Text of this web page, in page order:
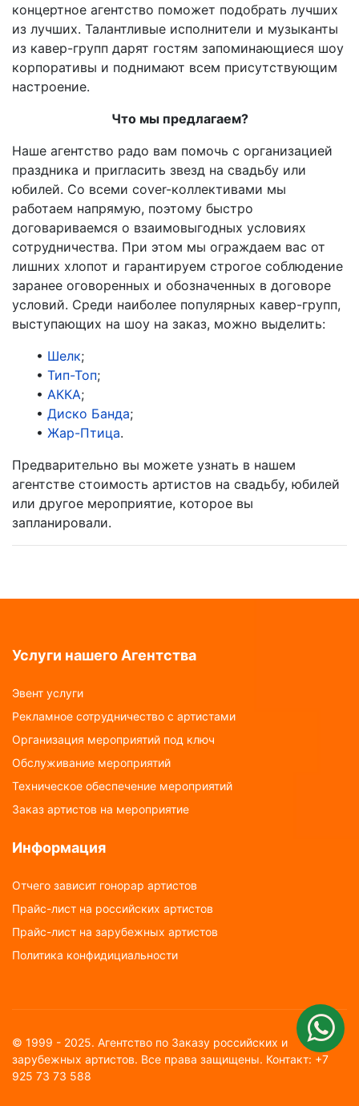
концертное агентство поможет подобрать лучших
из лучших. Талантливые исполнители и музыканты
из кавер-групп дарят гостям запоминающиеся шоу
корпоративы и поднимают всем присутствующим
настроение.
Что мы предлагаем?
Наше агентство радо вам помочь с организацией
праздника и пригласить звезд на свадьбу или
юбилей. Со всеми cover-коллективами мы
работаем напрямую, поэтому быстро
договариваемся о взаимовыгодных условиях
сотрудничества. При этом мы ограждаем вас от
лишних хлопот и гарантируем строгое соблюдение
заранее оговоренных и обозначенных в договоре
условий. Среди наиболее популярных кавер-групп,
выступающих на шоу на заказ, можно выделить:
• Шелк;
• Тип-Топ;
• АККА;
• Диско Банда;
• Жар-Птица.
Предварительно вы можете узнать в нашем
агентстве стоимость артистов на свадьбу, юбилей
или другое мероприятие, которое вы
запланировали.
Услуги нашего Агентства
Эвент услуги
Рекламное сотрудничество с артистами
Организация мероприятий под ключ
Обслуживание мероприятий
Техническое обеспечение мероприятий
Заказ артистов на мероприятие
Информация
Отчего зависит гонорар артистов
Прайс-лист на российских артистов
Прайс-лист на зарубежных артистов
Политика конфидициальности
© 1999 - 2025. Агентство по Заказу российских и
зарубежных артистов. Все права защищены. Контакт: +7
925 73 73 588